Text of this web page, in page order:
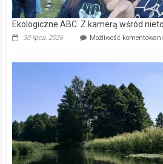
Ekologiczne ABC. Z kamerą wśród
30 lipca, 2026 Możliwość